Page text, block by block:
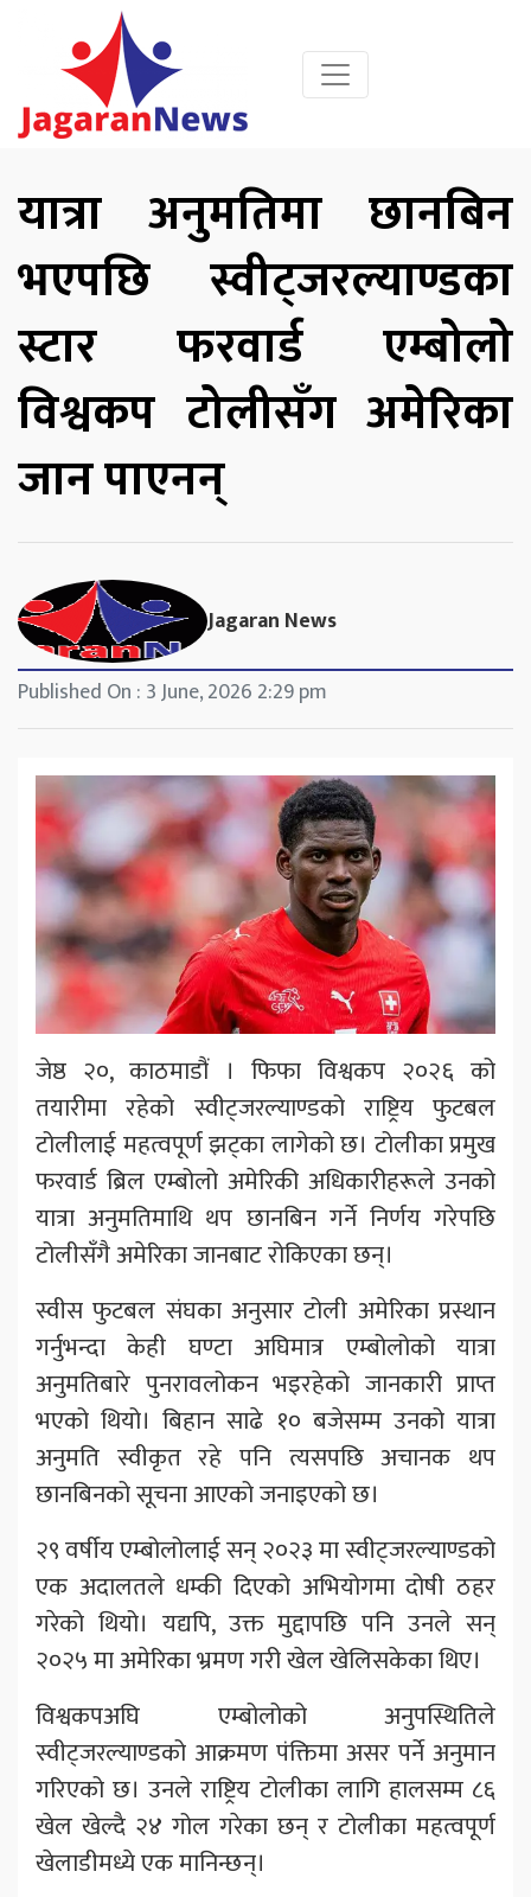
यात्रा अनुमतिमा छानबिन
भएपछि स्वीट्जरल्याण्डका
स्टार फरवार्ड एम्बोलो
विश्वकप टोलीसँग अमेरिका
जान पाएनन्
Jagaran News
Published On : 3 June, 2026 2:29 pm
जेष्ठ २०, काठमाडौं । फिफा विश्वकप २०२६ को
तयारीमा रहेको स्वीट्जरल्याण्डको राष्ट्रिय फुटबल
टोलीलाई महत्वपूर्ण झट्का लागेको छ। टोलीका प्रमुख
फरवार्ड ब्रिल एम्बोलो अमेरिकी अधिकारीहरूले उनको
यात्रा अनुमतिमाथि थप छानबिन गर्ने निर्णय गरेपछि
टोलीसँगै अमेरिका जानबाट रोकिएका छन्।
स्वीस फुटबल संघका अनुसार टोली अमेरिका प्रस्थान
गर्नुभन्दा केही घण्टा अघिमात्र एम्बोलोको यात्रा
अनुमतिबारे पुनरावलोकन भइरहेको जानकारी प्राप्त
भएको थियो। बिहान साढे १० बजेसम्म उनको यात्रा
अनुमति स्वीकृत रहे पनि त्यसपछि अचानक थप
छानबिनको सूचना आएको जनाइएको छ।
२९ वर्षीय एम्बोलोलाई सन् २०२३ मा स्वीट्जरल्याण्डको
एक अदालतले धम्की दिएको अभियोगमा दोषी ठहर
गरेको थियो। यद्यपि, उक्त मुद्दापछि पनि उनले सन्
२०२५ मा अमेरिका भ्रमण गरी खेल खेलिसकेका थिए।
विश्वकपअघि एम्बोलोको अनुपस्थितिले
स्वीट्जरल्याण्डको आक्रमण पंक्तिमा असर पर्ने अनुमान
गरिएको छ। उनले राष्ट्रिय टोलीका लागि हालसम्म ८६
खेल खेल्दै २४ गोल गरेका छन् र टोलीका महत्वपूर्ण
खेलाडीमध्ये एक मानिन्छन्।